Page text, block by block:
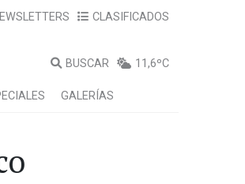
CLASIFICADOS
BUSCAR 11,6ºC
GALERÍAS